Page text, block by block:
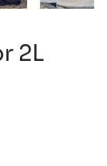
2L